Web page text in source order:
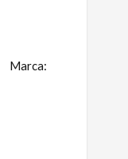
Marca: